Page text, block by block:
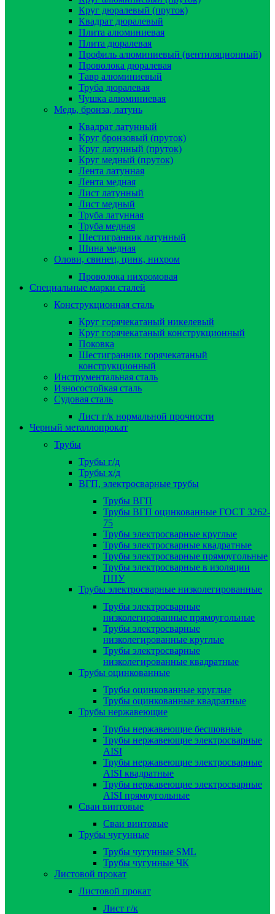
Круг дюралевый (пруток)
Квадрат дюралевый
Плита алюминиевая
Плита дюралевая
Профиль алюминиевый (вентиляционный)
Проволока дюралевая
Тавр алюминиевый
Труба дюралевая
Чушка алюминиевая
Медь, бронза, латунь
Квадрат латунный
Круг бронзовый (пруток)
Круг латунный (пруток)
Круг медный (пруток)
Лента латунная
Лента медная
Лист латунный
Лист медный
Труба латунная
Труба медная
Шестигранник латунный
Шина медная
Олови, свинец, цинк, нихром
Проволока нихромовая
Специальные марки сталей
Конструкционная сталь
Круг горячекатаный никелевый
Круг горячекатаный конструкционный
Поковка
Шестигранник горячекатаный
конструкционный
Инструментальная сталь
Износостойкая сталь
Судовая сталь
Лист г/к нормальной прочности
Черный металлопрокат
Трубы
Трубы г/д
Трубы х/д
ВГП, электросварные трубы
Трубы ВГП
Трубы ВГП оцинкованные ГОСТ 3262-
75
Трубы электросварные круглые
Трубы электросварные квадратные
Трубы электросварные прямоугольные
Трубы электросварные в изоляции
ППУ
Трубы электросварные низколегированные
Трубы электросварные
низколегированные прямоугольные
Трубы электросварные
низколегированные круглые
Трубы электросварные
низколегированные квадратные
Трубы оцинкованные
Трубы оцинкованные круглые
Трубы оцинкованные квадратные
Трубы нержавеющие
Трубы нержавеющие бесшовные
Трубы нержавеющие электросварные
AISI
Трубы нержавеющие электросварные
AISI квадратные
Трубы нержавеющие электросварные
AISI прямоугольные
Сваи винтовые
Сваи винтовые
Трубы чугунные
Трубы чугунные SML
Трубы чугунные ЧК
Листовой прокат
Листовой прокат
Лист г/к